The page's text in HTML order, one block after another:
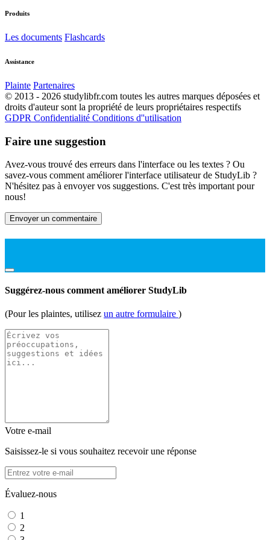
Produits
Les documents Flashcards
Assistance
Plainte Partenaires
© 2013 - 2026 studylibfr.com toutes les autres marques déposées et
droits d'auteur sont la propriété de leurs propriétaires respectifs
GDPR Confidentialité Conditions d''utilisation
Faire une suggestion
Avez-vous trouvé des erreurs dans l'interface ou les textes ? Ou
savez-vous comment améliorer l'interface utilisateur de StudyLib ?
N'hésitez pas à envoyer vos suggestions. C'est très important pour
nous!
Envoyer un commentaire
Suggérez-nous comment améliorer StudyLib
(Pour les plaintes, utilisez un autre formulaire )
Votre e-mail
Saisissez-le si vous souhaitez recevoir une réponse
Évaluez-nous
1
2